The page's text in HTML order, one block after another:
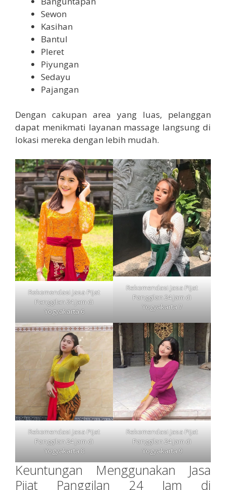
Sewon
Kasihan
Bantul
Pleret
Piyungan
Sedayu
Pajangan
Dengan cakupan area yang luas, pelanggan
dapat menikmati layanan massage langsung di
lokasi mereka dengan lebih mudah.
Rekomendasi Jasa Pijat
Panggilan 24 Jam di
Yogyakarta 6
Rekomendasi Jasa Pijat
Panggilan 24 Jam di
Yogyakarta 7
Rekomendasi Jasa Pijat
Panggilan 24 Jam di
Yogyakarta 8
Rekomendasi Jasa Pijat
Panggilan 24 Jam di
Yogyakarta 9
Keuntungan Menggunakan Jasa
Pijat Panggilan 24 Jam di